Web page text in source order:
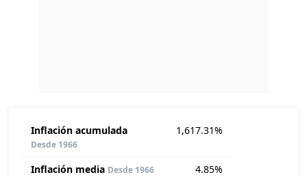
Inflación acumulada
Desde 1966
1,617.31%
Inflación media Desde 1966
4.85%